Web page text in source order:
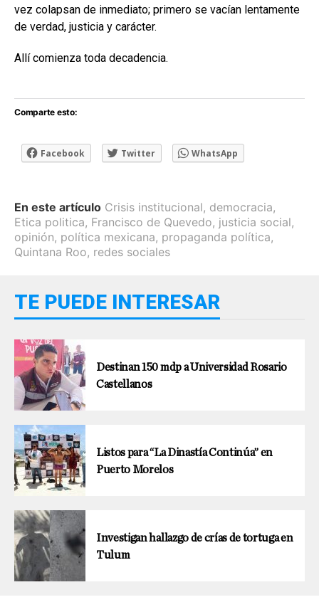
vez colapsan de inmediato; primero se vacían lentamente
de verdad, justicia y carácter.
Allí comienza toda decadencia.
Comparte esto:
Facebook Twitter WhatsApp
En este artículo Crisis institucional, democracia,
Etica politica, Francisco de Quevedo, justicia social,
opinión, política mexicana, propaganda política,
Quintana Roo, redes sociales
TE PUEDE INTERESAR
Destinan 150 mdp a Universidad Rosario
Castellanos
Listos para “La Dinastía Continúa” en
Puerto Morelos
Investigan hallazgo de crías de tortuga en
Tulum